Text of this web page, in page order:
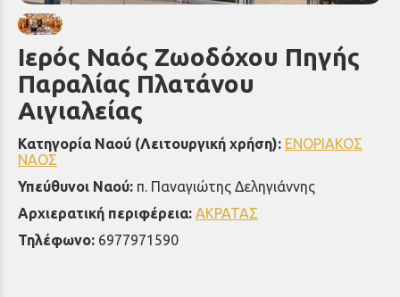
Ιερός Ναός Ζωοδόχου Πηγής
Παραλίας Πλατάνου
Αιγιαλείας
Κατηγορία Ναού (Λειτουργική χρήση): ΕΝΟΡΙΑΚΟΣ
ΝΑΟΣ
Υπεύθυνοι Ναού: π. Παναγιώτης Δεληγιάννης
Αρχιερατική περιφέρεια: ΑΚΡΑΤΑΣ
Τηλέφωνο: 6977971590